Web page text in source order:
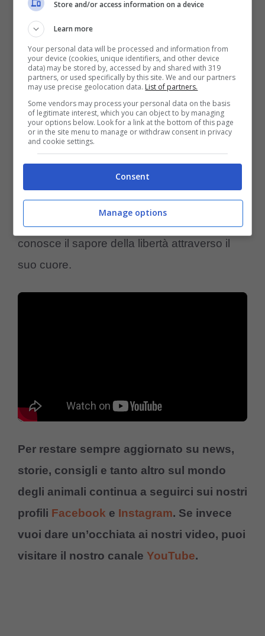
Unvideopubblicato online e diffuso sul web,
racconta tutto il percorso che ha portato la
cucciola alla sua nuova vita. Dopo esser
stata caricata su un camion la cucciola è
stata portata in una bellissimariserva
naturale incontaminata . Giunta sul luogo,
seppur senza purtroppo poter vedere la sua
nuova casa, la cucciolaha iniziato a
. Le sue lacrime sono da brividi,
proprio come la sua storia che commuove
chiunque la sente. Ora l’elefantina è libera e
conosce il sapore della libertà attraverso il
suo cuore.
Per restare sempre aggiornato su news,
storie, consigli e tanto altro sul mondo
degli animali continua a seguirci sui nostri
profili Facebook e Instagram. Se invece
vuoi dare un’occhiata ai nostri video, puoi
visitare il nostro canale YouTube.
Store and/or access information on a device
Learn more
Your personal data will be processed and information from
your device (cookies, unique identifiers, and other device
data) may be stored by, accessed by and shared with 319
partners, or used specifically by this site. We and our partners
may use precise geolocation data. List of partners.
Some vendors may process your personal data on the basis
of legitimate interest, which you can object to by managing
your options below. Look for a link at the bottom of this page
or in the site menu to manage or withdraw consent in privacy
and cookie settings.
Consent
Manage options